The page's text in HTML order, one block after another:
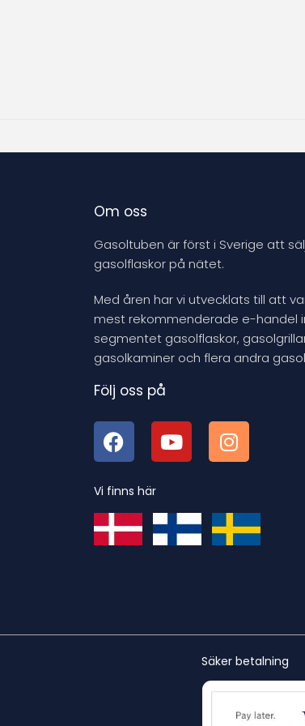
Om oss
Gasoltuben är först i Sverige att
gasolflaskor på nätet.
Med åren har vi utvecklats till att
mest rekommenderade e-handel
segmentet gasolflaskor,
gasolkaminer och flera andra
Följ oss på
Vi finns här
Säker betalning